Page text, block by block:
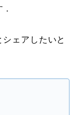
ェアしたいと